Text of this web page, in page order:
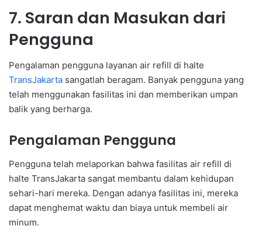
7. Saran dan Masukan dari
Pengguna
Pengalaman pengguna layanan air refill di halte
TransJakarta sangatlah beragam. Banyak pengguna yang
telah menggunakan fasilitas ini dan memberikan umpan
balik yang berharga.
Pengalaman Pengguna
Pengguna telah melaporkan bahwa fasilitas air refill di
halte TransJakarta sangat membantu dalam kehidupan
sehari-hari mereka. Dengan adanya fasilitas ini, mereka
dapat menghemat waktu dan biaya untuk membeli air
minum.